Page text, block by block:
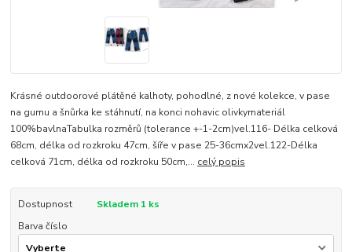
Krásné outdoorové plátěné kalhoty, pohodlné, z nové kolekce, v pase
na gumu a šnůrka ke stáhnutí, na konci nohavic olivkymateriál
100%bavlnaTabulka rozměrů (tolerance +-1-2cm)vel.116- Délka celková
68cm, délka od rozkroku 47cm, šíře v pase 25-36cmx2vel.122-Délka
celková 71cm, délka od rozkroku 50cm,... celý popis
Dostupnost
Skladem 1 ks
Barva číslo